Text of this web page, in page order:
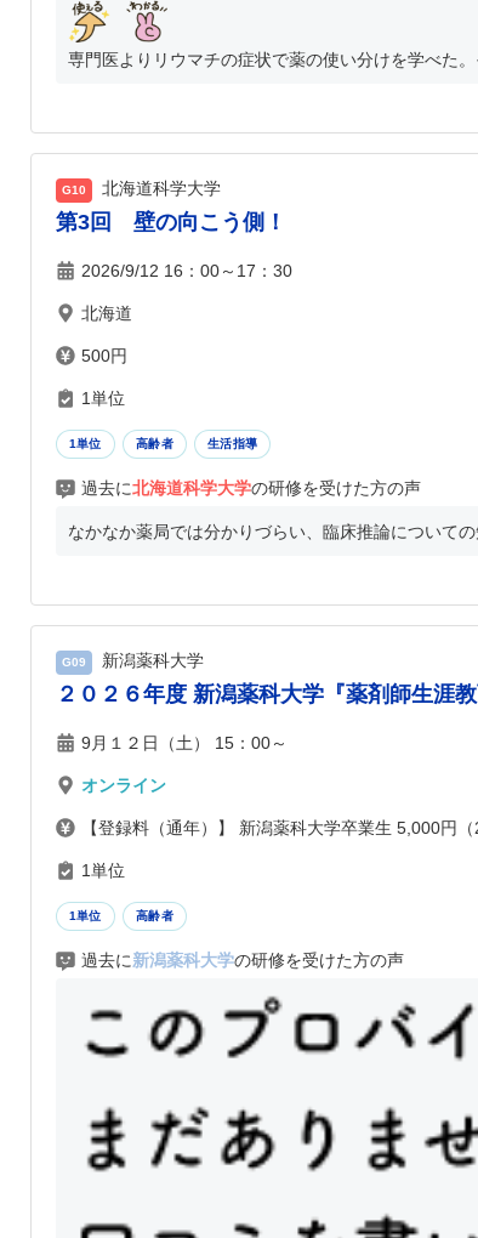
専門医よりリウマチの症状で薬の使い分けを学べた
G10 北海道科学大学
第3回 壁の向こう側！
2026/9/12 16：00～17：30
北海道
500円
1単位
1単位 高齢者 生活指導
過去に北海道科学大学の研修を受けた方の声
なかなか薬局では分かりづらい、臨床推論について
G09 新潟薬科大学
２０２６年度 新潟薬科大学『薬剤師生涯
9月１２日（土） 15：00～
オンライン
【登録料（通年）】 新潟薬科大学卒業生 5,000円
1単位
1単位 高齢者
過去に新潟薬科大学の研修を受けた方の声